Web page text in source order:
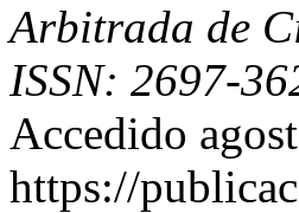
Arbitrada de
ISSN: 2697-
Accedido
https://